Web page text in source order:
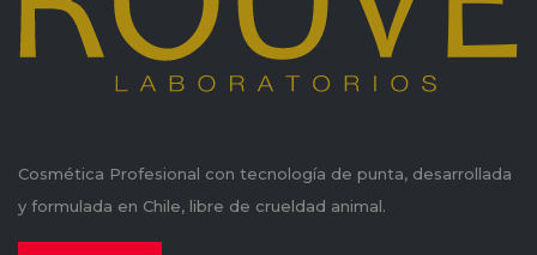
Cosmética Profesional con tecnología de punta, desarrollada
y formulada en Chile, libre de crueldad animal.